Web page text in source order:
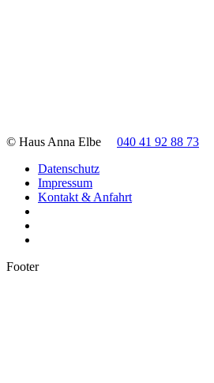
© Haus Anna Elbe 040 41 92 88 73
Datenschutz
Impressum
Kontakt & Anfahrt
Footer